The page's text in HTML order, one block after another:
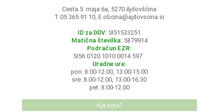
Cesta 5. maja 6a, 5270 Ajdovščina
T 05 365 91 10, E obcina@ajdovscina.si
ID za DDV: SI51533251
Matična številka: 5879914
Podračun EZR:
SI56 0120 1010 0014 597
Uradne ure:
pon: 8.00-12.00, 13.00-15.00
sre: 8.00-12.00, 13.00-16.30
pet: 8.00-12.00
Kje smo?